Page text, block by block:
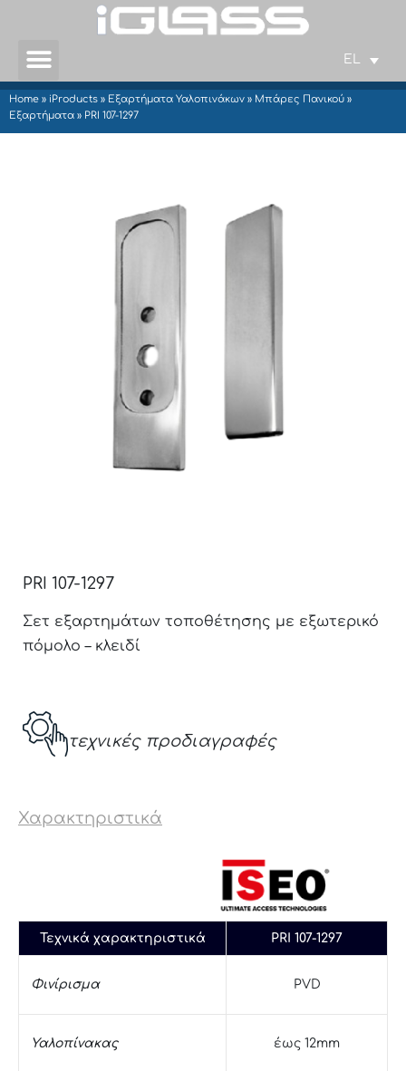
EL
Home » iProducts » Εξαρτήματα Υαλοπινάκων » Μπάρες Πανικού »
Εξαρτήματα » PRI 107-1297
PRI 107-1297
Σετ εξαρτημάτων τοποθέτησης με εξωτερικό
πόμολο – κλειδί
τεχνικές προδιαγραφές
Χαρακτηριστικά
Τεχνικά χαρακτηριστικά PRI 107-1297
Φινίρισμα PVD
Υαλοπίνακας έως 12mm